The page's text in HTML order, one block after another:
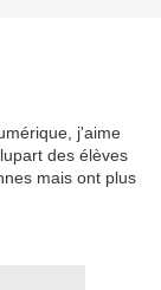
j'aime
des élèves
mais ont plus